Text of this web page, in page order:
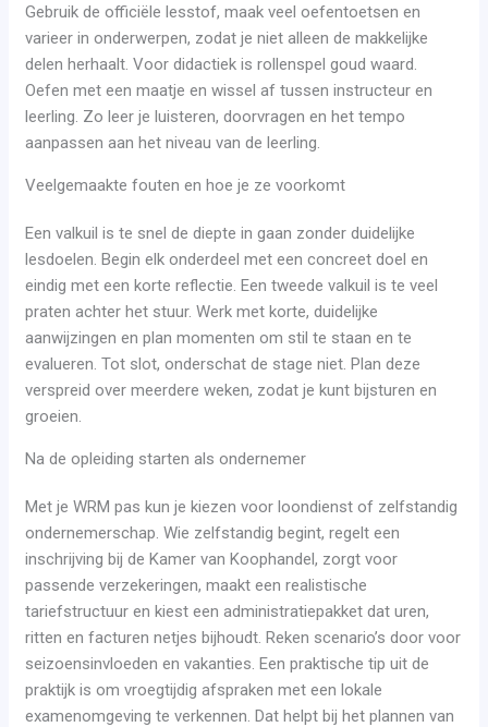
Gebruik de officiële lesstof, maak veel oefentoetsen en
varieer in onderwerpen, zodat je niet alleen de makkelijke
delen herhaalt. Voor didactiek is rollenspel goud waard.
Oefen met een maatje en wissel af tussen instructeur en
leerling. Zo leer je luisteren, doorvragen en het tempo
aanpassen aan het niveau van de leerling.
Veelgemaakte fouten en hoe je ze voorkomt
Een valkuil is te snel de diepte in gaan zonder duidelijke
lesdoelen. Begin elk onderdeel met een concreet doel en
eindig met een korte reflectie. Een tweede valkuil is te veel
praten achter het stuur. Werk met korte, duidelijke
aanwijzingen en plan momenten om stil te staan en te
evalueren. Tot slot, onderschat de stage niet. Plan deze
verspreid over meerdere weken, zodat je kunt bijsturen en
groeien.
Na de opleiding starten als ondernemer
Met je WRM pas kun je kiezen voor loondienst of zelfstandig
ondernemerschap. Wie zelfstandig begint, regelt een
inschrijving bij de Kamer van Koophandel, zorgt voor
passende verzekeringen, maakt een realistische
tariefstructuur en kiest een administratiepakket dat uren,
ritten en facturen netjes bijhoudt. Reken scenario’s door voor
seizoensinvloeden en vakanties. Een praktische tip uit de
praktijk is om vroegtijdig afspraken met een lokale
examenomgeving te verkennen. Dat helpt bij het plannen van